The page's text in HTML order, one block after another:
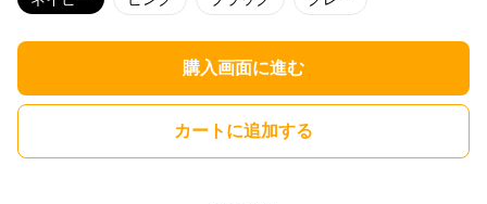
購入画面に進む
カートに追加する